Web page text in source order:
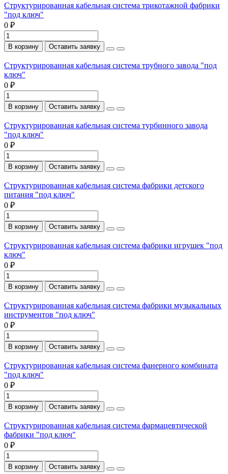
Структурированная кабельная система трикотажной фабрики
"под ключ"
0 ₽
В корзину Оставить заявку
Структурированная кабельная система трубного завода "под
ключ"
0 ₽
В корзину Оставить заявку
Структурированная кабельная система турбинного завода
"под ключ"
0 ₽
В корзину Оставить заявку
Структурированная кабельная система фабрики детского
питания "под ключ"
0 ₽
В корзину Оставить заявку
Структурированная кабельная система фабрики игрушек "под
ключ"
0 ₽
В корзину Оставить заявку
Структурированная кабельная система фабрики музыкальных
инструментов "под ключ"
0 ₽
В корзину Оставить заявку
Структурированная кабельная система фанерного комбината
"под ключ"
0 ₽
В корзину Оставить заявку
Структурированная кабельная система фармацевтической
фабрики "под ключ"
0 ₽
В корзину Оставить заявку